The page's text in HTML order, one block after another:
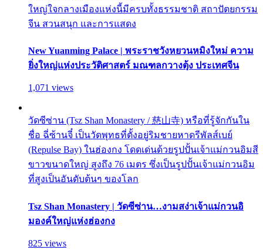
ใหญ่ใจกลางเมืองแห่งนี้มีครบทั้งธรรมชาติ สถาปัตยกรรม
จีน สวนสนุก และการแสดง
New Yuanming Palace | พระราชวังหยวนหมิงใหม่ ความ
ยิ่งใหญ่แห่งประวัติศาสตร์ มณฑลกวางตุ้ง ประเทศจีน
1,071 views
วัดซีซ่าน (Tsz Shan Monastery / 慈山寺) หรือที่รู้จักกันใน
ชื่อ ฉี่ซ้านจี๋ เป็นวัดพุทธที่ตั้งอยู่ริมชายหาดรีพัลส์เบย์
(Repulse Bay) ในฮ่องกง โดดเด่นด้วยรูปปั้นเจ้าแม่กวนอิมสี
ขาวขนาดใหญ่ สูงถึง 76 เมตร ซึ่งเป็นรูปปั้นเจ้าแม่กวนอิม
ที่สูงเป็นอันดับต้นๆ ของโลก
Tsz Shan Monastery | วัดซีซ่าน…งามสง่าเจ้าแม่กวนอิ
มองค์ใหญ่แห่งฮ่องกง
825 views